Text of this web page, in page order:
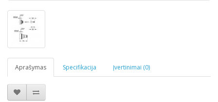
Aprašymas Specifikacija Įvertinimai (0)